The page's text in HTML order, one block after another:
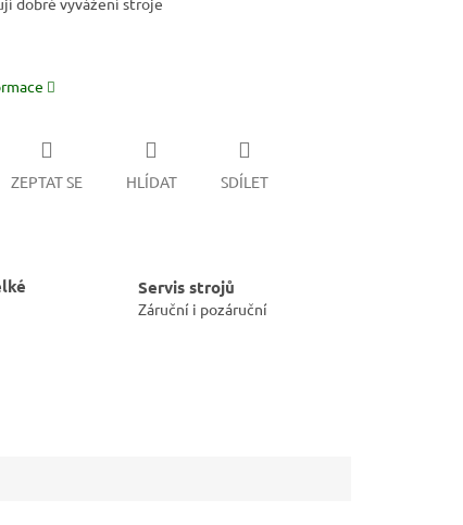
ZEPTAT SE HLÍDAT SDÍLET
Servis strojů
Záruční i pozáruční